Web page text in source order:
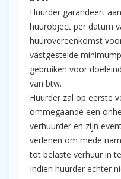
Huurder garandeert
huurobject per datum
huurovereenkomst
vastgestelde
gebruiken voor
van btw.
Huurder zal op eerste
ommegaande een
verhuurder en zijn
verlenen om mede
tot belaste verhuur in
Indien huurder echter